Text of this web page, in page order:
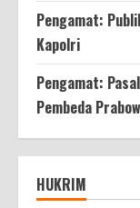
Pengamat:
Kapolri
Pengamat:
Pembeda
HUKRIM